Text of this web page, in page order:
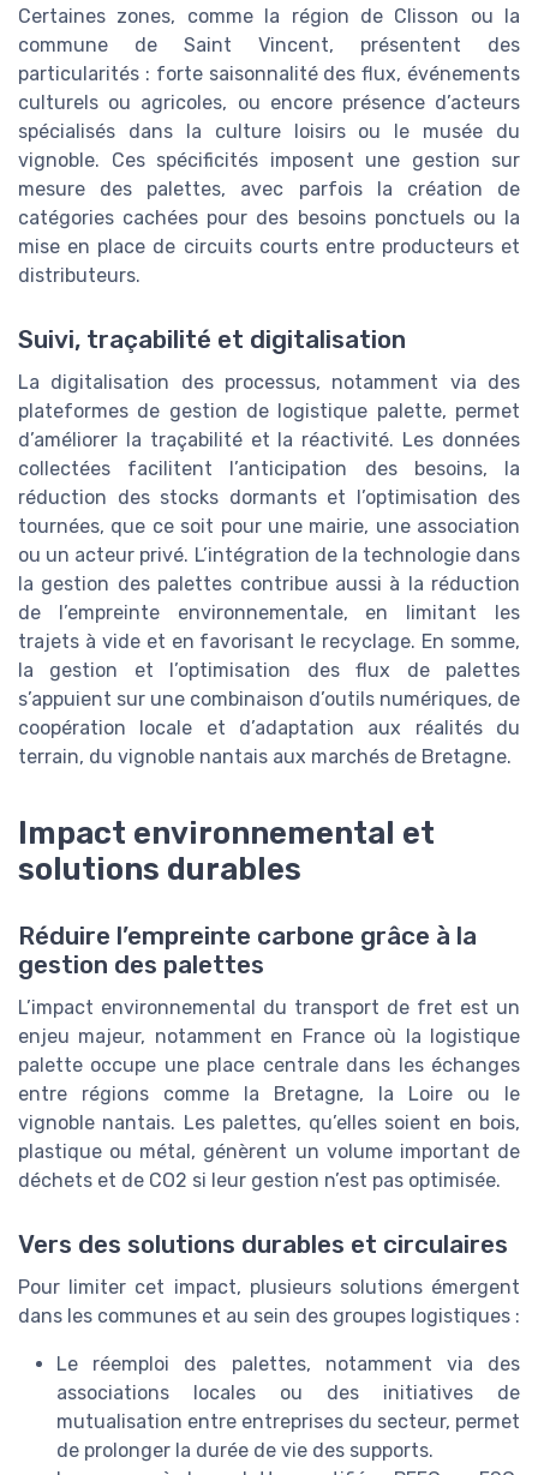
Certaines zones, comme la région de Clisson ou la
commune de Saint Vincent, présentent des
particularités : forte saisonnalité des flux, événements
culturels ou agricoles, ou encore présence d’acteurs
spécialisés dans la culture loisirs ou le musée du
vignoble. Ces spécificités imposent une gestion sur
mesure des palettes, avec parfois la création de
catégories cachées pour des besoins ponctuels ou la
mise en place de circuits courts entre producteurs et
distributeurs.
Suivi, traçabilité et digitalisation
La digitalisation des processus, notamment via des
plateformes de gestion de logistique palette, permet
d’améliorer la traçabilité et la réactivité. Les données
collectées facilitent l’anticipation des besoins, la
réduction des stocks dormants et l’optimisation des
tournées, que ce soit pour une mairie, une association
ou un acteur privé. L’intégration de la technologie dans
la gestion des palettes contribue aussi à la réduction
de l’empreinte environnementale, en limitant les
trajets à vide et en favorisant le recyclage. En somme,
la gestion et l’optimisation des flux de palettes
s’appuient sur une combinaison d’outils numériques, de
coopération locale et d’adaptation aux réalités du
terrain, du vignoble nantais aux marchés de Bretagne.
Impact environnemental et
solutions durables
Réduire l’empreinte carbone grâce à la
gestion des palettes
L’impact environnemental du transport de fret est un
enjeu majeur, notamment en France où la logistique
palette occupe une place centrale dans les échanges
entre régions comme la Bretagne, la Loire ou le
vignoble nantais. Les palettes, qu’elles soient en bois,
plastique ou métal, génèrent un volume important de
déchets et de CO2 si leur gestion n’est pas optimisée.
Vers des solutions durables et circulaires
Pour limiter cet impact, plusieurs solutions émergent
dans les communes et au sein des groupes logistiques :
Le réemploi des palettes, notamment via des
associations locales ou des initiatives de
mutualisation entre entreprises du secteur, permet
de prolonger la durée de vie des supports.